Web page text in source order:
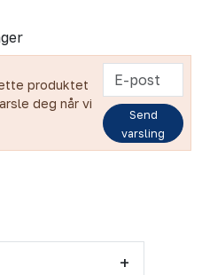
produktet
deg når vi
Send
varsling
+